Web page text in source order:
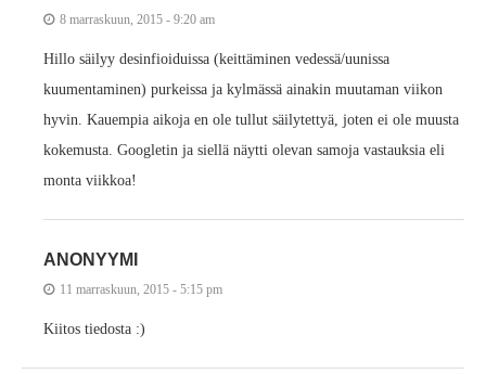
8 marraskuun, 2015 - 9:20 am
Hillo säilyy desinfioiduissa (keittäminen vedessä/uunissa
kuumentaminen) purkeissa ja kylmässä ainakin muutaman viikon
hyvin. Kauempia aikoja en ole tullut säilytettyä, joten ei ole muusta
kokemusta. Googletin ja siellä näytti olevan samoja vastauksia eli
monta viikkoa!
ANONYYMI
11 marraskuun, 2015 - 5:15 pm
Kiitos tiedosta :)